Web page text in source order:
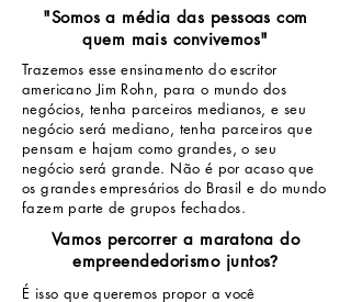
"Somos a média das pessoas com
quem mais convivemos"
Trazemos esse ensinamento do escritor
americano Jim Rohn, para o mundo dos
negócios, tenha parceiros medianos, e seu
negócio será mediano, tenha parceiros que
pensam e hajam como grandes, o seu
negócio será grande. Não é por acaso que
os grandes empresários do Brasil e do mundo
fazem parte de grupos fechados.
Vamos percorrer a maratona do
empreendedorismo juntos?
É isso que queremos propor a você